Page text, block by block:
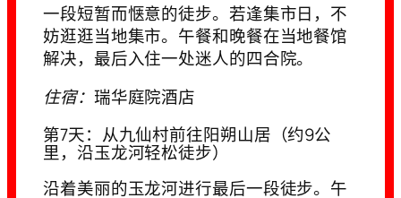
一段短暂而惬意的徒步。若逢集市日，不
妨逛逛当地集市。午餐和晚餐在当地餐馆
解决，最后入住一处迷人的四合院。
住宿： 瑞华庭院酒店
第7天：从九仙村前往阳朔山居（约9公
里，沿玉龙河轻松徒步）
沿着美丽的玉龙河进行最后一段徒步。午